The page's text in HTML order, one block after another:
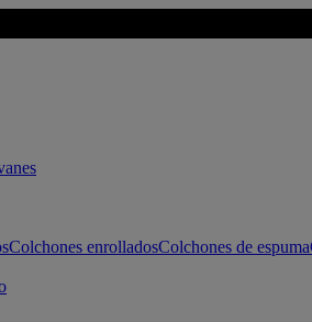
Colchones enrolladosColchones de espuma